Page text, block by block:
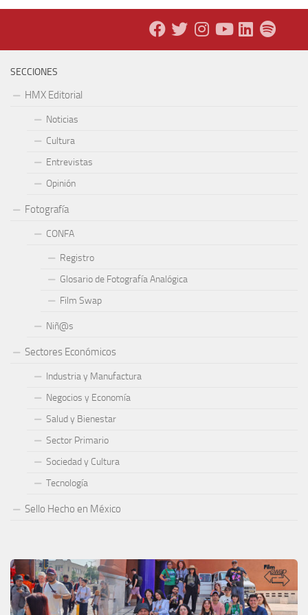
SECCIONES
HMX Editorial
Noticias
Cultura
Entrevistas
Opinión
Fotografía
CONFA
Registro
Glosario de Fotografía Analógica
Film Swap
Niñ@s
Sectores Económicos
Industria y Manufactura
Negocios y Economía
Salud y Bienestar
Sector Primario
Sociedad y Cultura
Tecnología
Sello Hecho en México